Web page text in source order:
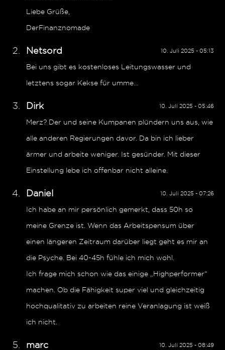
Liebe Grüße,
DerFinanznomade
10. Juli 2025 - 05:13
Netsord
Bei uns gibt es kostenloses Leitungswasser und
letztens sogar Kekse für umme…
10. Juli 2025 - 05:46
Dirk
Merz? Der und seine Kumpanen plündern uns aus, wie
alle anderen Regierungen davor. Da bin ich lieber
ärmer und arbeite weniger. Ist gesünder. Mit dieser
Einstellung lebe ich offenbar nicht alleine.
10. Juli 2025 - 07:26
Daniel
Ich habe an mir persönlich gemerkt, dass 50h so
meine Grenze ist. Wenn das Arbeitspensum über
einen längeren Zeitraum darüber liegt geht es mir an
die Psyche. Bei 40-45h fühle ich mich wohl.
Ich frage mich schon wie das einige „Highperformer“
machen. Ob die Fähigkeit super viel und gleichzeitig
hochqualitativ zu arbeiten reine Veranlagung ist weiß
ich nicht.
10. Juli 2025 - 08:49
marc